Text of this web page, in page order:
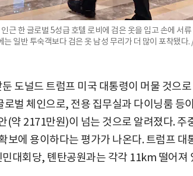
근 한 글로벌 5성급 호텔 로비에 검은 옷을 입고 손에 서
일반 투숙객보다 검은 옷 남성 무리가 더 많이 포착됐다.
도널드 트럼프 미국 대통령이 머물 것으
로벌 체인으로, 전용 집무실과 다이닝룸 등
(약 2171만원)이 넘는 것으로 알려졌다. 주
보에 용이하다는 평가가 나온다. 트럼프 대
대회당, 톈탄공원과는 각각 11km 떨어져